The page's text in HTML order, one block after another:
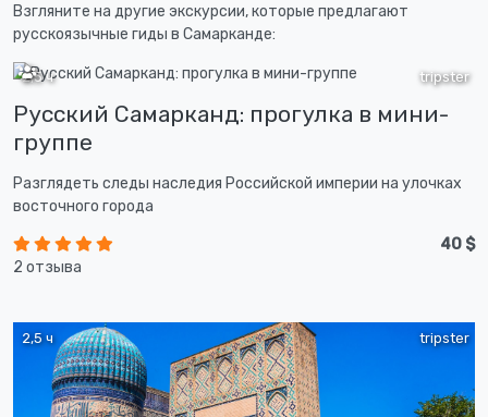
Взгляните на другие экскурсии, которые предлагают
русскоязычные гиды в Самарканде:
tripster
2,5 ч
Русский Самарканд: прогулка в мини-
группе
Разглядеть следы наследия Российской империи на улочках
восточного города
2 отзыва
40 $
tripster
2,5 ч